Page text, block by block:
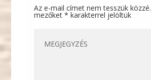
Az e-mail címet nem tesszük közzé.
mezőket* karakterrel jelöltük